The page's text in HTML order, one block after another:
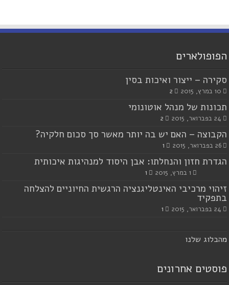
הפופולארים
סקירה – ייצור ואיכות בסין
10 במרץ, 2015 2
תכונות של מנהל אוטונומי
24 בפברואר, 2015 2
הקבוצה – האם יש בה יותר מאשר סך סכום חלקיה?
26 בפברואר, 2015 1
הגדרת חזון והנחלתו: אבן היסוד למנהיגות איכותית
1 במרץ, 2015 1
זיהוי מרכיבי האינטליגנציה הרגשית החיוניים להצלחה
בתפקיד
24 בפברואר, 2015 1
מהבלוג שלנו
פוסטים אחרונים